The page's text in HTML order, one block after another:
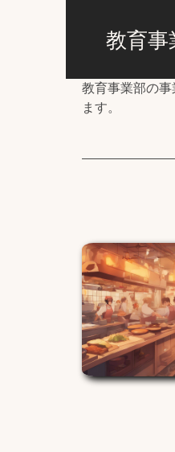
教育事
教育事業部の
ます。